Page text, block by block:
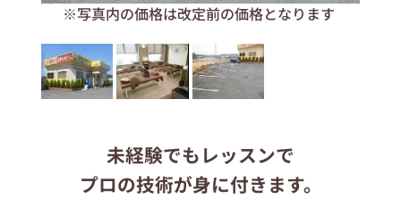
応募する
りらくるサイト
※写真内の価格は改定前の価格となります
未経験でもレッスンで
プロの技術が身に付きます。